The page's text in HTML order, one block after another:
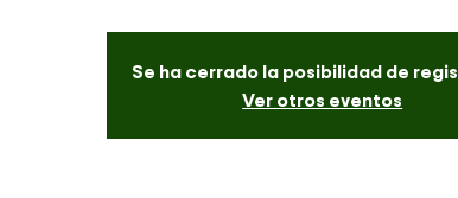
Se ha cerrado la posibilidad de
Ver otros eventos